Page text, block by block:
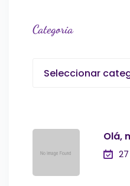
Categoria
Seleccionar
Olá,